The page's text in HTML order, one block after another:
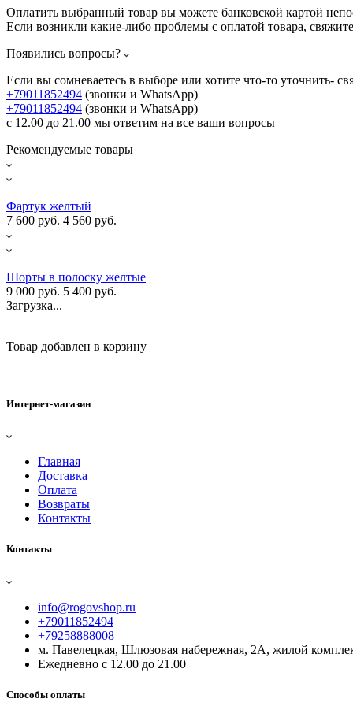
Оплатить выбранный товар вы можете банковской картой
Если возникли какие-либо проблемы с оплатой товара,
Появились вопросы?
Если вы сомневаетесь в выборе или хотите что-то уточнить-
+79011852494 (звонки и WhatsApp)
+79011852494 (звонки и WhatsApp)
с 12.00 до 21.00 мы ответим на все ваши вопросы
Рекомендуемые товары
Фартук желтый
7 600 руб. 4 560 руб.
Шорты в полоску желтые
9 000 руб. 5 400 руб.
Загрузка...
Товар добавлен в корзину
Интернет-магазин
Главная
Доставка
Оплата
Возвраты
Контакты
Контакты
info@rogovshop.ru
+79011852494
+79258888008
м. Павелецкая, Шлюзовая набережная, 2А, жилой
Ежедневно с 12.00 до 21.00
Способы оплаты